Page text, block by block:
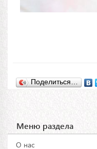
Поделиться…
Меню раздела
О нас